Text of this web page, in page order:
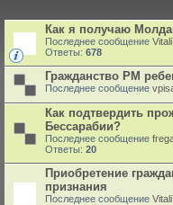
Как я получаю
Последнее сообщение
Ответы: 678
Гражданство РМ
Последнее сообщение
Как подтвердить
Бессарабии?
Последнее сообщение
Ответы: 20
Приобретение
признания
Последнее сообщение